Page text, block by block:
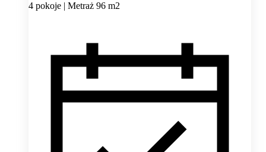
4 pokoje | Metraż 96 m2